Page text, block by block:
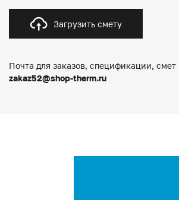
Загрузить смету
Почта для заказов, спецификации, смет
zakaz52@shop-therm.ru